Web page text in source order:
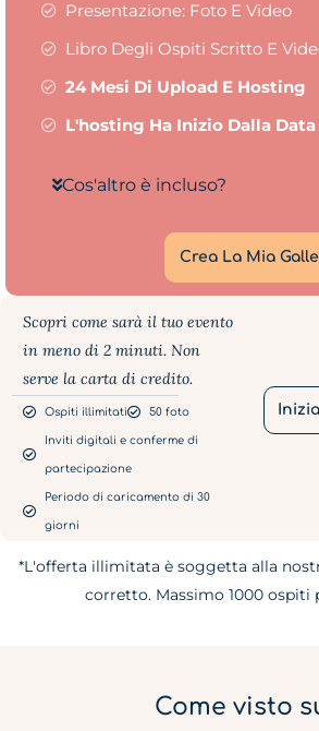
Presentazione: Foto E Video
Libro Degli Ospiti Scritto E
24 Mesi Di Upload E Hosting
L'hosting Ha Inizio Dalla
Cos'altro è incluso?
Crea La Mia
Scopri come sarà il tuo evento
in meno di 2 minuti. Non
serve la carta di credito.
Ospiti illimitati 50 foto
Inviti digitali e conferme di
partecipazione
Periodo di caricamento di 30
giorni
*L'offerta illimitata è soggetta alla
corretto. Massimo 1000 ospiti
Come visto